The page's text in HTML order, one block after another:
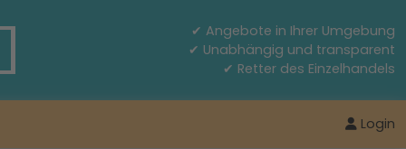
✔ Angebote in Ihrer Umgebung
✔ Unabhängig und transparent
✔ Retter des Einzelhandels
Login